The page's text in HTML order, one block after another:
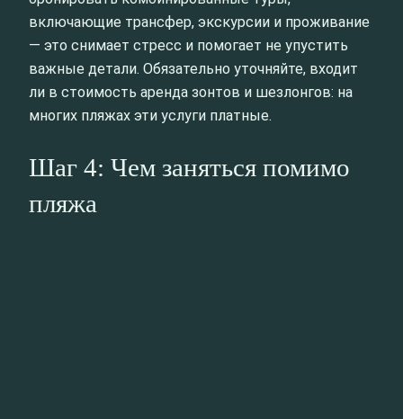
включающие трансфер, экскурсии и проживание
— это снимает стресс и помогает не упустить
важные детали. Обязательно уточняйте, входит
ли в стоимость аренда зонтов и шезлонгов: на
многих пляжах эти услуги платные.
Шаг 4: Чем заняться помимо
пляжа